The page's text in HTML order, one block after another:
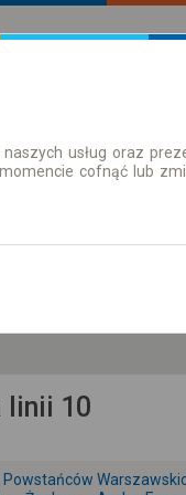
linii 10
Powstańców
usług oraz
cofnąć lub